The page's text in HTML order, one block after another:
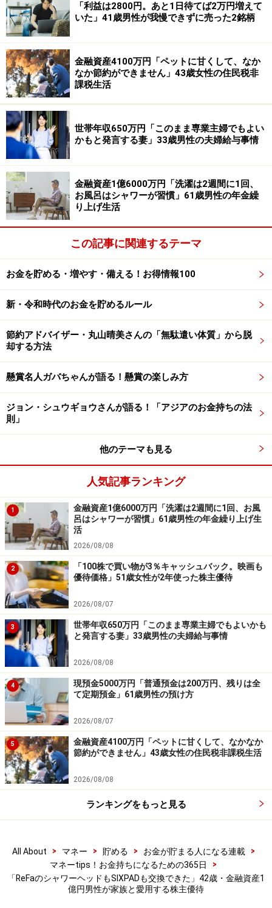
算されるので、さらに選べる商品が増え」満足している
とあります。
「優待で普段買わないちょっといいものが
手に入る」
優待銘柄を選ぶ際に最も重視していることは「優待品の
実用性」だと投稿者。
株主優待のおかげで「外食費がほとんどかからない。ま
た普段買わないようなちょっといいものが定期的に送ら
れてくるのが楽しい」などメリットを感じていると言い
ます。
例えばアルコニックス＜3036＞
わない商品がもらえるカタログギフトでうれしい」との
こと。
また ブシロード＜7803＞は「優待（としてもらえるECサ
イトのポイント）でヴァイスシュヴァルツのカードをも
らって、ルールを覚えるのが難しかったですが、新しい
趣味が増えた」とあり、それぞれ気に入っている様子で
す。
今後は「デジタルギフトの優待が増えているので、財務
面をしっかり確認しながら組入を増やしていきたい」と
のことでした。
※皆さんの買ってよかった株主優待エピソードをこちら
ぜひお寄せください。エピソードの採用で3000円分
ーーーーーーーーーーーーーーーー
※本文カッコ内の回答者コメントは原文に準拠していま
す
※エピソードは投稿者の当時のものです。現在とはサー
ビスや金額などの情報が異なることがございます
※投稿エピソードのため、内容の正確性を保証するもの
ではございません
※特定銘柄について、投資の勧誘を目的としたものでは
ございません。資産運用、投資はリスクを伴います。投
資に関する最終判断は、御自身の責任でお願いします
※記事内容は執筆時点のものです。最新の内容をご確認くださ
い。
本記事の内容は一般的な情報提供を目的としており、特定の金融
商品や投資行動を推奨するものではありません。
投資や資産運用に関する最終的なご判断はご自身の責任において
行ってください。
掲載情報の正確性・完全性については十分に配慮しております
が、その内容を保証するものではなく、これに基づく損失・損害
などについて当社は一切の責任を負いません。
最新の情報や詳細については、必ず各金融機関やサービス提供者
中です！
※抽選で20名にAmazonギフト券1000円分プレゼント
※謝礼付きの限定アンケートやモニター企画に参加が可能に
「利益は2800円。あと1日待てば2万円増えて
いた」41歳男性が我慢できずに売った2銘柄
金融資産4100万円「ペットに甘くして、なか
なか節約ができません」43歳女性の住民税非
課税生活
世帯年収650万円「このまま専業主婦でもよい
かもと発言する妻」33歳男性の夫婦給与事情
金融資産1億6000万円「洗濯は2週間に1回、
お風呂はシャワーが習慣」61歳男性の年金繰
り上げ生活
この記事に関連するテーマ
お金を貯める・増やす・備える！お得情報100
新・令和時代のお金を貯めるルール
節約アドバイザー・丸山晴美さんの「無駄遣い体質」から脱
却する方法
懸賞名人ガバちゃんが語る！懸賞の楽しみ方
ジョン・シュウギョウさんが語る！「アジアのお金持ちの法
則」
他のテーマも見る
人気記事ランキング
1
金融資産1億6000万円「洗濯は2週間に1回、お風
呂はシャワーが習慣」61歳男性の年金繰り上げ生
活
2026/08/08
2
「100株で買い物が3％キャッシュバック。映画も
優待価格」51歳女性が2年使った株主優待
2026/08/07
3
世帯年収650万円「このまま専業主婦でもよいかも
と発言する妻」33歳男性の夫婦給与事情
2026/08/08
4
現預金5000万円「普通預金は200万円、残りは全
て定期預金」61歳男性の預け方
2026/08/07
5
金融資産4100万円「ペットに甘くして、なかなか
節約ができません」43歳女性の住民税非課税生活
2026/08/08
ランキングをもっと見る
All About > マネー > 貯める > お金が貯まる人になる連載
>
マネーtips！お金持ちになるための365日
>
「ReFaのシャワーヘッドもSIXPADも交換できた」42歳・金融資産1
億円男性が家族と愛用する株主優待